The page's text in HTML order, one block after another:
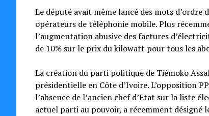
Le député avait même lancé des mots
opérateurs de téléphonie mobile. Plus
l’augmentation abusive des factures
de 10% sur le prix du kilowatt pour tous les
La création du parti politique de Tiémoko
présidentielle en Côte d’Ivoire. L’opposition
l’absence de l’ancien chef d’Etat sur la liste
actuel parti au pouvoir, a récemment désigné